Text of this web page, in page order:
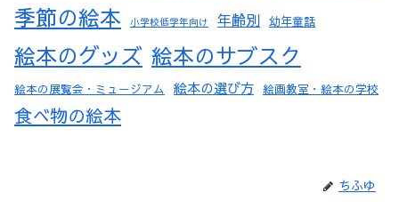
季節の絵本 小学校低学年向け 年齢別 幼年童話
絵本のグッズ 絵本のサブスク
絵本の展覧会・ミュージアム 絵本の選び方 絵画教室・絵本の学校
食べ物の絵本
ちふゆ